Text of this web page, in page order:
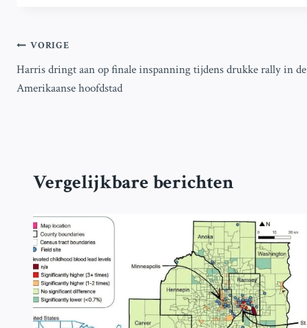
Bericht
navigatie
VORIGE
Harris dringt aan op finale inspanning tijdens drukke rally in de
Amerikaanse hoofdstad
Vergelijkbare berichten